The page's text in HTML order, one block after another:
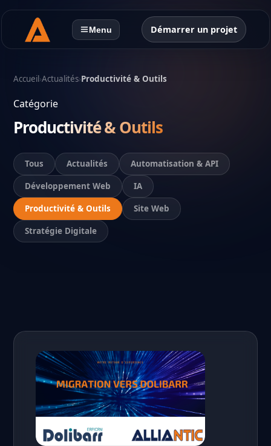
Menu Démarrer un projet
Accueil›Actualités›Productivité & Outils
Catégorie
Productivité & Outils
Tous Actualités Automatisation & API
Développement Web IA
Productivité & Outils Site Web
Stratégie Digitale